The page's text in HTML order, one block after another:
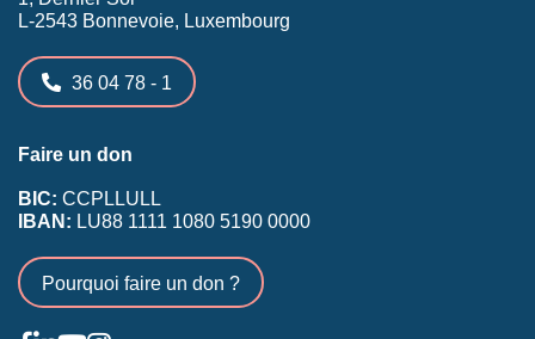
L-2543 Bonnevoie, Luxembourg
36 04 78 - 1
Faire un don
BIC: CCPLLULL
IBAN: LU88 1111 1080 5190 0000
Pourquoi faire un don ?